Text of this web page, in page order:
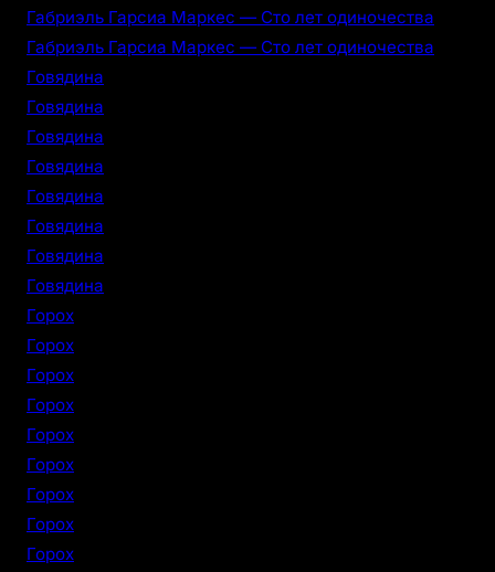
Габриэль Гарсиа Маркес — Сто лет одиночества
Габриэль Гарсиа Маркес — Сто лет одиночества
Говядина
Говядина
Говядина
Говядина
Говядина
Говядина
Говядина
Говядина
Горох
Горох
Горох
Горох
Горох
Горох
Горох
Горох
Горох